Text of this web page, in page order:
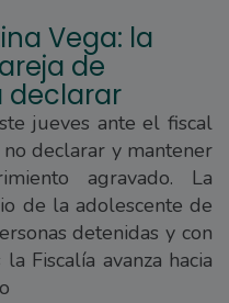
Vega: la
de
declarar
jueves ante el fiscal
declarar y mantener
agravado. La
de la adolescente de
detenidas y con
Fiscalía avanza hacia